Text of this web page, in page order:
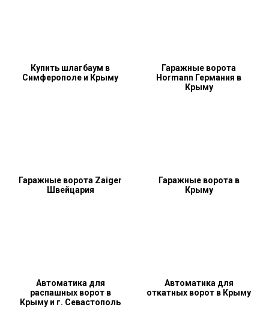
Купить шлагбаум в
Симферополе и Крыму
Гаражные ворота
Hormann Германия в
Крыму
Гаражные ворота Zaiger
Швейцария
Гаражные ворота в
Крыму
Автоматика для
распашных ворот в
Крыму и г. Севастополь
Автоматика для
откатных ворот в Крыму